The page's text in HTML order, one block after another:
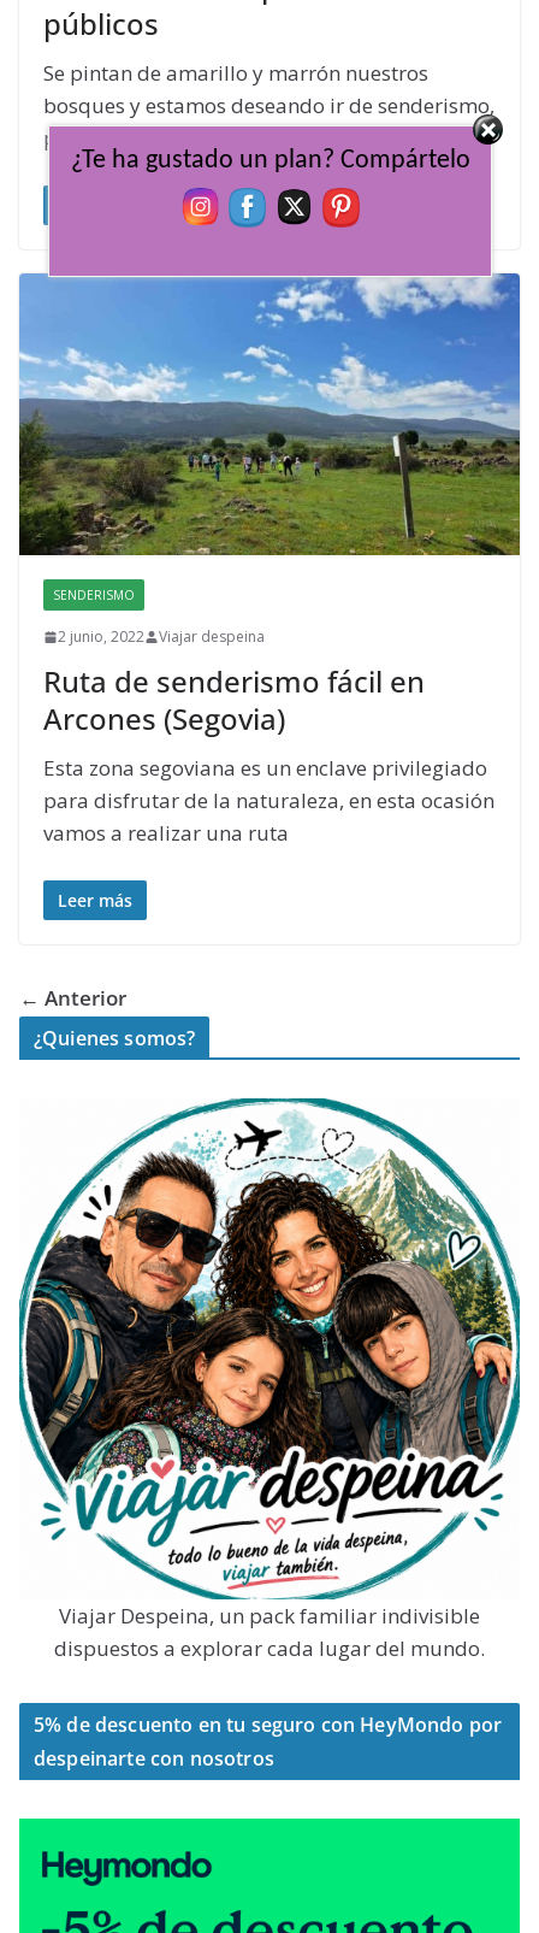
públicos
Se pintan de amarillo y marrón nuestros
bosques y estamos deseando ir de senderismo,
pero ¿dónde? aquí te dejamos unas
SENDERISMO
2 junio, 2022 Viajar despeina
Ruta de senderismo fácil en
Arcones (Segovia)
Esta zona segoviana es un enclave privilegiado
para disfrutar de la naturaleza, en esta ocasión
vamos a realizar una ruta
Leer más
← Anterior
¿Quienes somos?
Viajar Despeina, un pack familiar indivisible
dispuestos a explorar cada lugar del mundo.
5% de descuento en tu seguro con HeyMondo por
despeinarte con nosotros
¿Te ha gustado un plan? Compártelo